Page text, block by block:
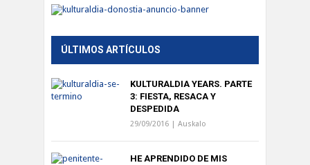
ÚLTIMOS ARTÍCULOS
KULTURALDIA YEARS. PARTE
3: FIESTA, RESACA Y
DESPEDIDA
29/09/2016 | Auskalo
HE APRENDIDO DE MIS